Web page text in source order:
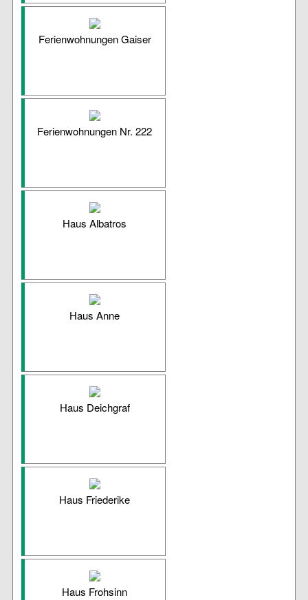
Ferienwohnungen Gaiser
Ferienwohnungen Nr. 222
Haus Albatros
Haus Anne
Haus Deichgraf
Haus Friederike
Haus Frohsinn